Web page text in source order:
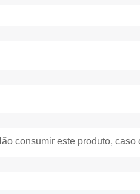
consumir este produto,